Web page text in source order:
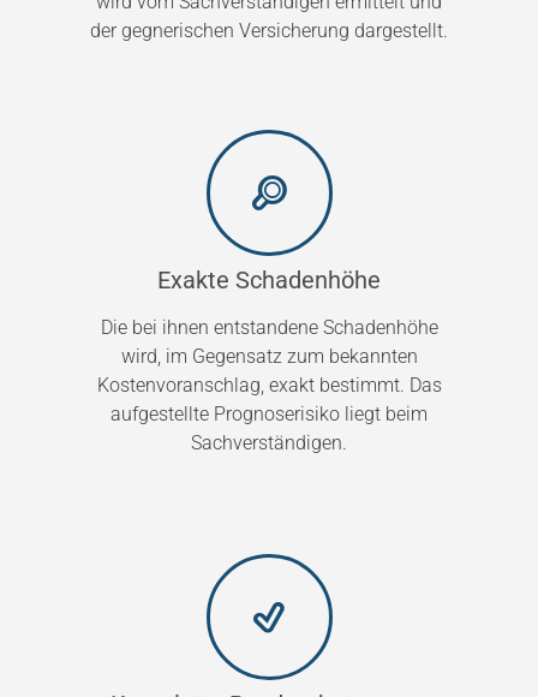
der gegnerischen Versicherung dargestellt.
Exakte Schadenhöhe
Die bei ihnen entstandene Schadenhöhe
wird, im Gegensatz zum bekannten
Kostenvoranschlag, exakt bestimmt. Das
aufgestellte Prognoserisiko liegt beim
Sachverständigen.